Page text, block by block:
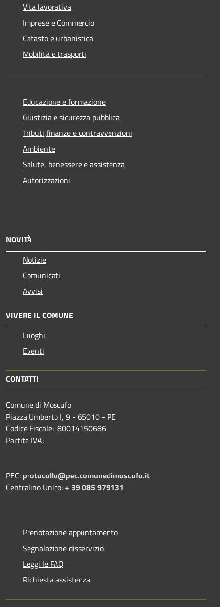
Vita lavorativa
Imprese e Commercio
Catasto e urbanistica
Mobilità e trasporti
Educazione e formazione
Giustizia e sicurezza pubblica
Tributi,finanze e contravvenzioni
Ambiente
Salute, benessere e assistenza
Autorizzazioni
NOVITÀ
Notizie
Comunicati
Avvisi
VIVERE IL COMUNE
Luoghi
Eventi
CONTATTI
Comune di Moscufo
Piazza Umberto I, 9 - 65010 - PE
Codice Fiscale: 80014150686
Partita IVA:
PEC: protocollo@pec.comunedimoscufo.it
Centralino Unico:+ 39 085 979131
Prenotazione appuntamento
Segnalazione disservizio
Leggi le FAQ
Richiesta assistenza